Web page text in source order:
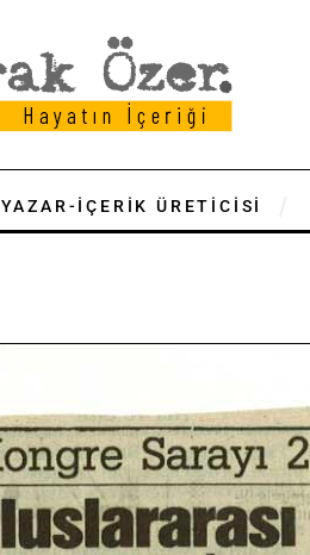
YAZAR-İÇERİK ÜRETİCİSİ